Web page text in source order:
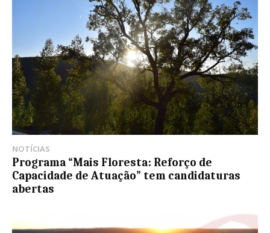
NOTÍCIAS
Programa “Mais Floresta: Reforço de
Capacidade de Atuação” tem candidaturas
abertas